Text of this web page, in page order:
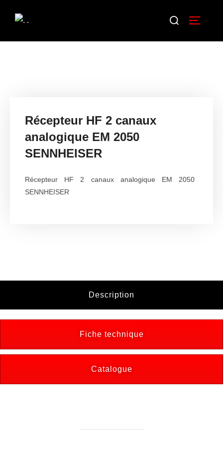
Récepteur HF 2 canaux
analogique EM 2050
SENNHEISER
Récepteur HF 2 canaux analogique EM 2050
SENNHEISER
Description
Fiche technique
Catalogue